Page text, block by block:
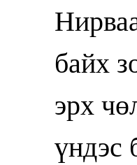
байх
эрх
үндэс